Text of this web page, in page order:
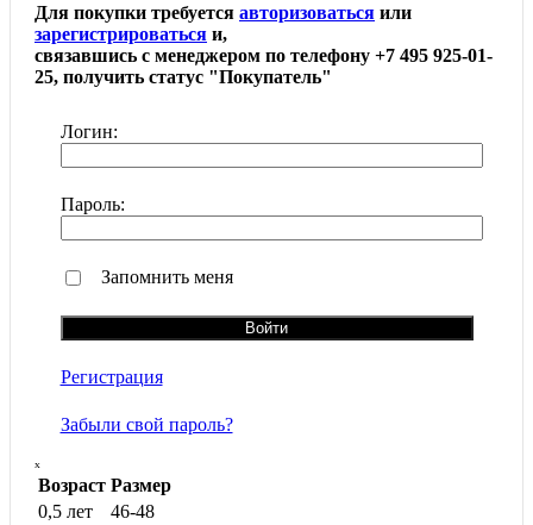
Для покупки требуется авторизоваться или
зарегистрироваться и,
связавшись с менеджером по телефону +7 495 925-01-
25, получить статус "Покупатель"
Логин:
Пароль:
Запомнить меня
Регистрация
Забыли свой пароль?
ₓ
Возраст Размер
0,5 лет
46-48